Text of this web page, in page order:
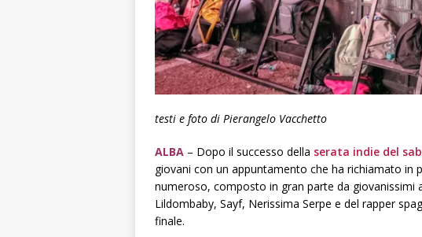
testi e foto di Pierangelo Vacchetto
ALBA – Dopo il successo della serata indie del
giovani con un appuntamento che ha richiamato in
numeroso, composto in gran parte da giovanissimi
Lildombaby, Sayf, Nerissima Serpe e del rapper
finale.